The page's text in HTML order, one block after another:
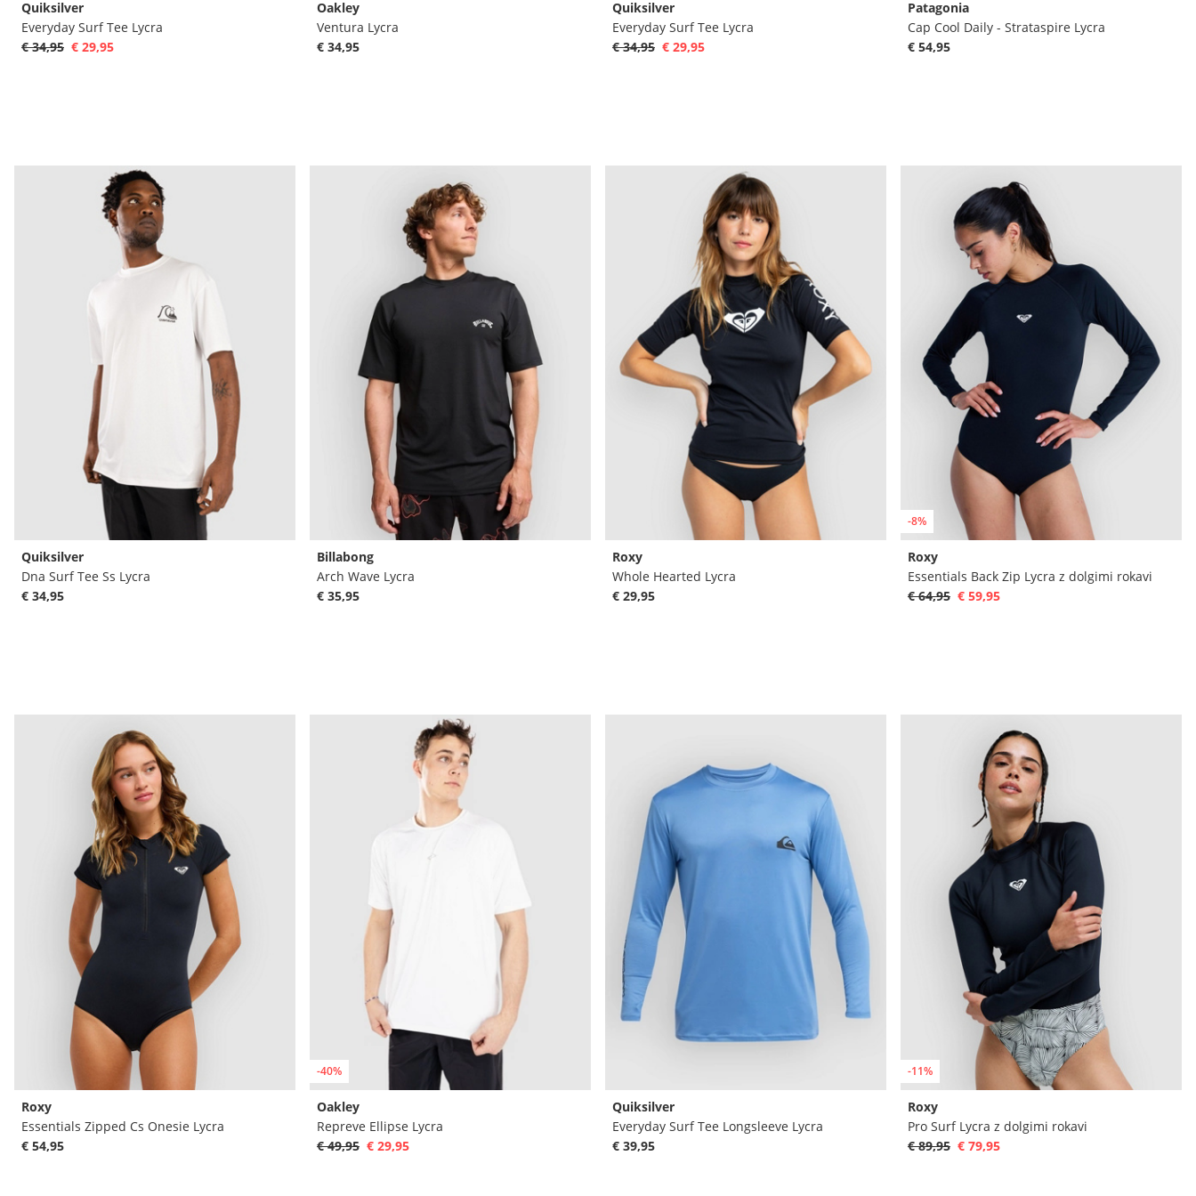
Quiksilver
Everyday Surf Tee Lycra
€ 34,95 € 29,95
Oakley
Ventura Lycra
€ 34,95
Quiksilver
Everyday Surf Tee Lycra
€ 34,95 € 29,95
Patagonia
Cap Cool Daily - Strataspire Lycra
€ 54,95
Quiksilver
Dna Surf Tee Ss Lycra
€ 34,95
Billabong
Arch Wave Lycra
€ 35,95
Roxy
Whole Hearted Lycra
€ 29,95
-8%
Roxy
Essentials Back Zip Lycra z dolgimi rokavi
€ 64,95 € 59,95
Roxy
Essentials Zipped Cs Onesie Lycra
€ 54,95
-40%
Oakley
Repreve Ellipse Lycra
€ 49,95 € 29,95
Quiksilver
Everyday Surf Tee Longsleeve Lycra
€ 39,95
-11%
Roxy
Pro Surf Lycra z dolgimi rokavi
€ 89,95 € 79,95